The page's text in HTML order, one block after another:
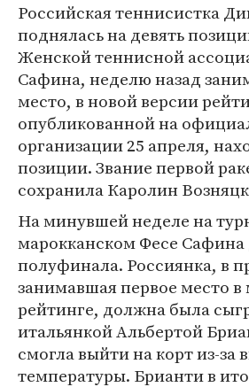
Российская теннисистка
поднялась на девять
Женской теннисной
Сафина, неделю назад
место, в новой версии
опубликованной на
организации 25 апреля,
позиции. Звание первой
сохранила Каролин
На минувшей неделе на
марокканском Фесе
полуфинала. Россиянка, в
занимавшая первое место
рейтинге, должна была
итальянкой Альбертой
смогла выйти на корт из-за
температуры. Брианти в